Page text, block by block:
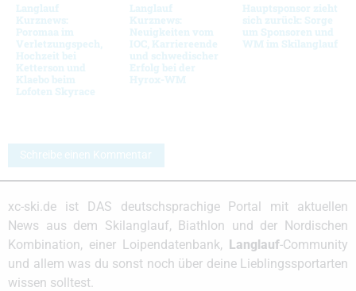
Langlauf
Kurznews:
Poromaa im
Verletzungspech,
Hochzeit bei
Ketterson und
Klaebo beim
Lofoten Skyrace
Langlauf
Kurznews:
Neuigkeiten vom
IOC, Karriereende
und schwedischer
Erfolg bei der
Hyrox-WM
Hauptsponsor zieht
sich zurück: Sorge
um Sponsoren und
WM im Skilanglauf
Schreibe einen Kommentar
xc-ski.de ist DAS deutschsprachige Portal mit aktuellen
News aus dem Skilanglauf, Biathlon und der Nordischen
Kombination, einer Loipendatenbank, Langlauf-Community
und allem was du sonst noch über deine Lieblingssportarten
wissen solltest.